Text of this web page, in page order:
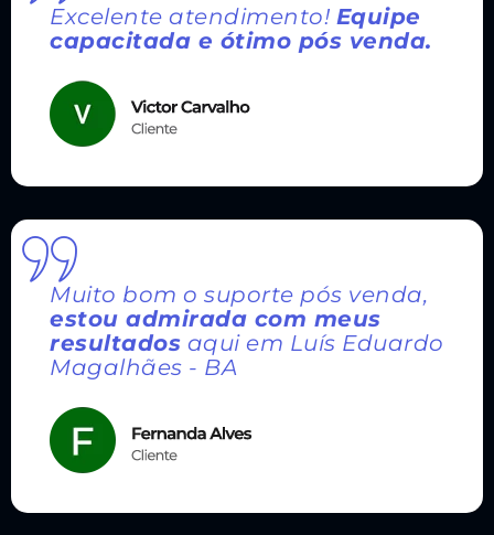
Excelente atendimento! Equipe
capacitada e ótimo pós venda.
Muito bom o suporte pós venda,
estou admirada com meus
resultados aqui em Luís Eduardo
Magalhães - BA